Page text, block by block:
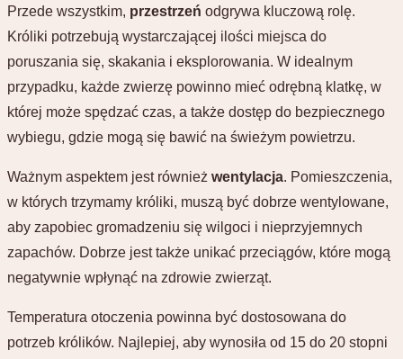
Przede wszystkim, przestrzeń odgrywa kluczową rolę.
Króliki potrzebują wystarczającej ilości miejsca do
poruszania się, skakania i eksplorowania. W idealnym
przypadku, każde zwierzę powinno mieć odrębną klatkę, w
której może spędzać czas, a także dostęp do bezpiecznego
wybiegu, gdzie mogą się bawić na świeżym powietrzu.
Ważnym aspektem jest również wentylacja. Pomieszczenia,
w których trzymamy króliki, muszą być dobrze wentylowane,
aby zapobiec gromadzeniu się wilgoci i nieprzyjemnych
zapachów. Dobrze jest także unikać przeciągów, które mogą
negatywnie wpłynąć na zdrowie zwierząt.
Temperatura otoczenia powinna być dostosowana do
potrzeb królików. Najlepiej, aby wynosiła od 15 do 20 stopni